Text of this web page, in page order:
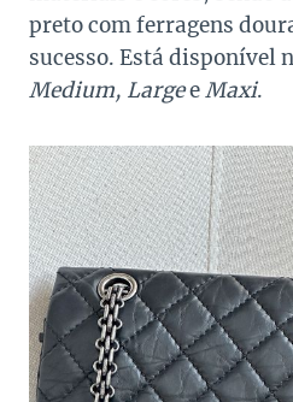
preto com ferragens
sucesso. Está disponível
Medium, LargeeMaxi.